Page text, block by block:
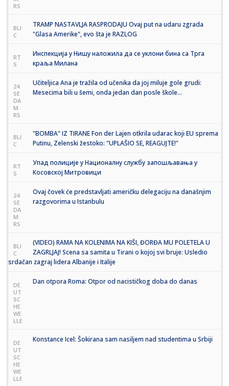
RS
BLI
C
TRAMP NASTAVLJA RASPRODAJU Ovaj put na udaru zgrada
"Glasa Amerike", evo šta je RAZLOG
RT
S
Инспекција у Нишу наложила да се уклони бина са Трга
краља Милана
24
SE
DA
M.
RS
Učiteljica Ana je tražila od učenika da joj miluje gole grudi:
Mesecima bili u šemi, onda jedan dan posle škole...
BLI
C
"BOMBA" IZ TIRANE Fon der Lajen otkrila udarac koji EU sprema
Putinu, Zelenski žestoko: "UPLAŠIO SE, REAGUJTE!"
RT
S
Упад полиције у Националну службу запошљавања у
Косовској Митровици
24
SE
DA
M.
RS
Ovaj čovek će predstavljati američku delegaciju na današnjim
razgovorima u Istanbulu
BLI
C
(VIDEO) RAMA NA KOLENIMA NA KIŠI, ĐORĐA MU POLETELA U
ZAGRLJAJ! Scena sa samita u Tirani o kojoj svi bruje: Usledio
srdačan zagraj lidera Albanije i Italije
DE
UT
SC
HE
WE
LLE
Dan otpora Roma: Otpor od nacističkog doba do danas
DE
UT
SC
HE
WE
LLE
Konstance Icel: Šokirana sam nasiljem nad studentima u Srbiji